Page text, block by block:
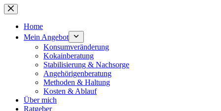
Zum
Inhalt
springenHome
Mein Angebot
Konsumveränderung
Kokainberatung
Stabilisierung & Nachsorge
Angehörigenberatung
Methoden & Haltung
Kosten & Ablauf
Über mich
Ratgeber